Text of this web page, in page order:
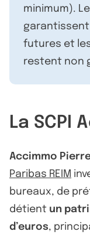
minimum).
futures et
restent non
La SCPI
Accimmo
Paribas REIM
bureaux, de
détient un
d’euros,